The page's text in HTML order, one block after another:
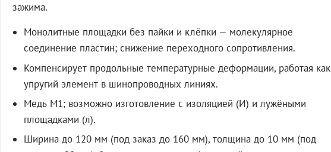
зажима.
Монолитные площадки без пайки и клёпки — молекулярное
соединение пластин; снижение переходного сопротивления.
Компенсирует продольные температурные деформации, работая как
упругий элемент в шинопроводных линиях.
Медь М1; возможно изготовление с изоляцией (И) и лужёными
площадками (л).
Ширина до 120 мм (под заказ до 160 мм), толщина до 10 мм (под